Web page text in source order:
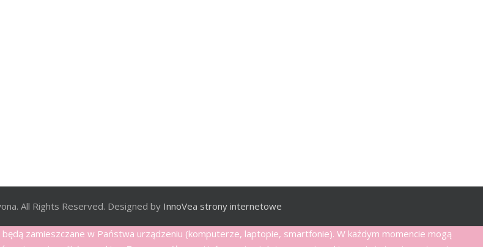
All Rights Reserved. Designed by InnoVea strony internetowe
zamieszczane w Państwa urządzeniu (komputerze, laptopie, smartfonie). W każdym momencie mogą